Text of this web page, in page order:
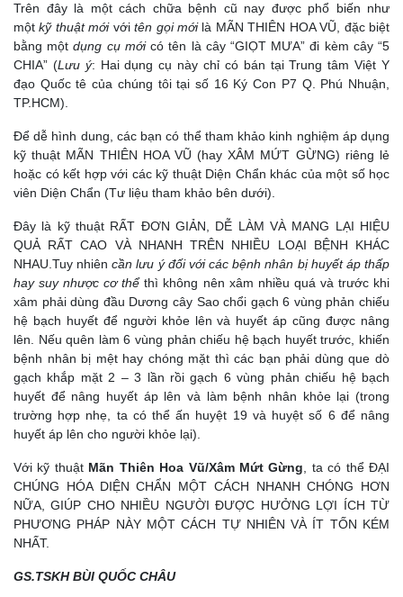
Trên đây là một cách chữa bệnh cũ nay được phổ biến như
mộtkỹ thuật mớivớitên gọi mớilà MÃN THIÊN HOA VŨ, đặc biệt
bằng mộtdụng cụ mớicó tên là cây “GIỌT MƯA” đi kèm cây “5
CHIA” (Lưu ý: Hai dụng cụ này chỉ có bán tại Trung tâm Việt Y
đạo Quốc tê của chúng tôi tại số 16 Ký Con P7 Q. Phú Nhuận,
TP.HCM).
Để dễ hình dung, các bạn có thể tham khảo kinh nghiệm áp dụng
kỹ thuật MÃN THIÊN HOA VŨ (hay XÂM MỨT GỪNG) riêng lẻ
hoặc có kết hợp với các kỹ thuật Diện Chẩn khác của một số học
viên Diện Chẩn (Tư liệu tham khảo bên dưới).
Đây là kỹ thuật RẤT ĐƠN GIẢN, DỄ LÀM VÀ MANG LẠI HIỆU
QUẢ RẤT CAO VÀ NHANH TRÊN NHIỀU LOẠI BỆNH KHÁC
NHAU.Tuy nhiêncần lưu ý đối với các bệnh nhân bị huyết áp thấp
hay suy nhược cơ thểthì không nên xâm nhiều quá và trước khi
xâm phải dùng đầu Dương cây Sao chổi gạch 6 vùng phản chiếu
hệ bạch huyết để người khỏe lên và huyết áp cũng được nâng
lên. Nếu quên làm 6 vùng phản chiếu hệ bạch huyết trước, khiến
bệnh nhân bị mệt hay chóng mặt thì các bạn phải dùng que dò
gạch khắp mặt 2 – 3 lần rồi gạch 6 vùng phản chiếu hệ bạch
huyết để nâng huyết áp lên và làm bệnh nhân khỏe lại (trong
trường hợp nhẹ, ta có thể ấn huyệt 19 và huyệt số 6 để nâng
huyết áp lên cho người khỏe lại).
Với kỹ thuật Mãn Thiên Hoa Vũ/Xâm Mứt Gừng, ta có thể ĐẠI
CHÚNG HÓA DIỆN CHẨN MỘT CÁCH NHANH CHÓNG HƠN
NỮA, GIÚP CHO NHIỀU NGƯỜI ĐƯỢC HƯỞNG LỢI ÍCH TỪ
PHƯƠNG PHÁP NÀY MỘT CÁCH TỰ NHIÊN VÀ ÍT TỐN KÉM
NHẤT.
GS.TSKH BÙI QUỐC CHÂU